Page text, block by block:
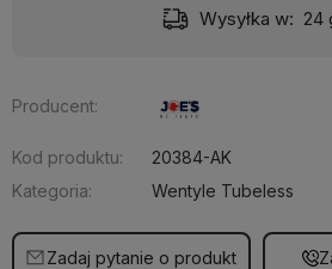
Wysyłka w: 24
Producent:
Kod produktu:
20384-AK
Kategoria:
Wentyle Tubeless
Zadaj pytanie o produkt